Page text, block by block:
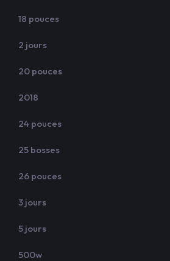
18 pouces
2 jours
20 pouces
2018
24 pouces
25 bosses
26 pouces
3 jours
5 jours
500w